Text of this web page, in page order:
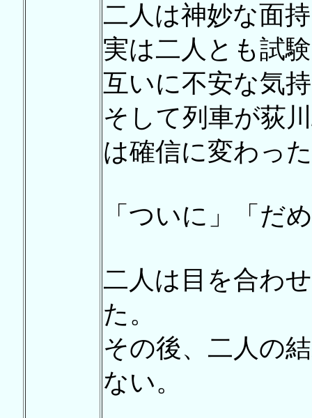
二人は神妙な面
実は二人とも試
互いに不安な気
そして列車が荻
は確信に変わっ
「ついに」「だ
二人は目を合わ
た。
その後、二人の
ない。